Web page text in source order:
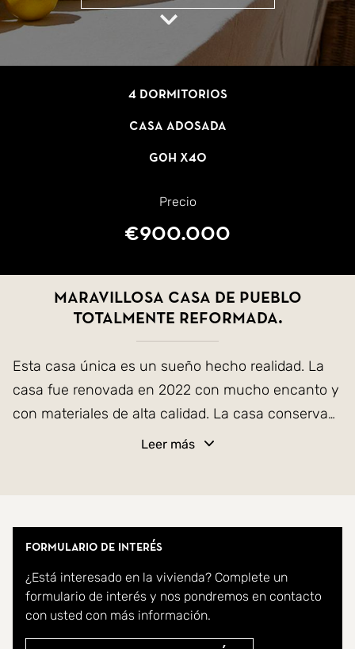
4 dormitorios
Casa adosada
G0H X4O
Precio
€900.000
Maravillosa casa de pueblo
totalmente reformada.
Esta casa única es un sueño hecho realidad. La
casa fue renovada en 2022 con mucho encanto y
con materiales de alta calidad. La casa conserva
preciosos detalles originales del año de
casa. La altura de los techos y los grandes
ventanales proporcionan mucha luz y le dan a la
casa una sensación espaciosa.
Leer más
Formulario de interés
¿Está interesado en la vivienda? Complete un
formulario de interés y nos pondremos en contacto
con usted con más información.